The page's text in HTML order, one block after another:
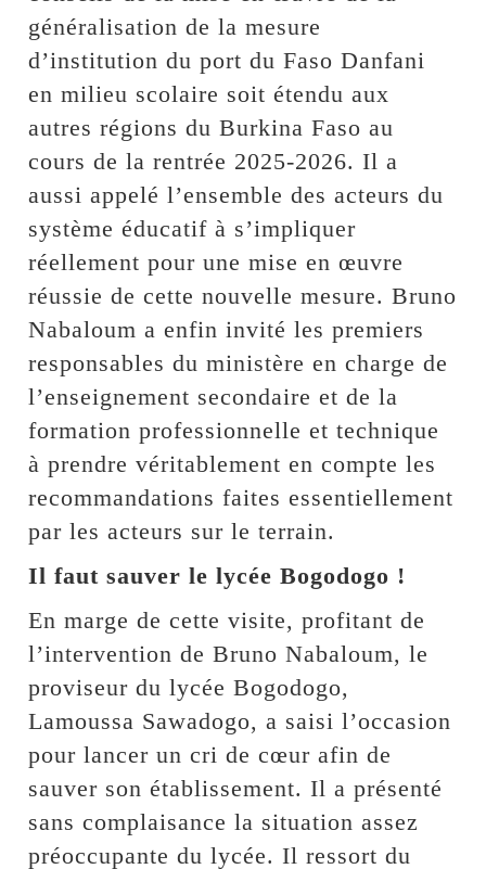
généralisation de la mesure
d’institution du port du Faso Danfani
en milieu scolaire soit étendu aux
autres régions du Burkina Faso au
cours de la rentrée 2025-2026. Il a
aussi appelé l’ensemble des acteurs du
système éducatif à s’impliquer
réellement pour une mise en œuvre
réussie de cette nouvelle mesure. Bruno
Nabaloum a enfin invité les premiers
responsables du ministère en charge de
l’enseignement secondaire et de la
formation professionnelle et technique
à prendre véritablement en compte les
recommandations faites essentiellement
par les acteurs sur le terrain.
Il faut sauver le lycée Bogodogo !
En marge de cette visite, profitant de
l’intervention de Bruno Nabaloum, le
proviseur du lycée Bogodogo,
Lamoussa Sawadogo, a saisi l’occasion
pour lancer un cri de cœur afin de
sauver son établissement. Il a présenté
sans complaisance la situation assez
préoccupante du lycée. Il ressort du